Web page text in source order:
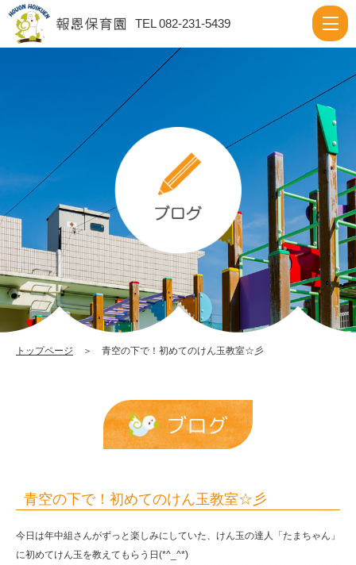
青
空
の
め
て
の
け
ん
玉
教
室
彡
|
報
保
育
園
TEL 082-231-5439
トップページ ＞ 青空の下で！初めてのけん玉教室☆彡
ブログ
青空の下で！初めてのけん玉教室☆彡
今日は年中組さんがずっと楽しみにしていた、けん玉の達人「たまちゃん」
に初めてけん玉を教えてもらう日(*^_^*)